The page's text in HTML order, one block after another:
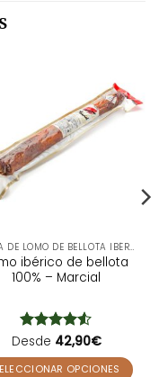
CAÑA DE LOMO DE BELLOTA IBÉRICO
ibérico de bellota
100% – Marcial
Valorado
con4.5
de 5
Desde 42,90€
OPCIONES